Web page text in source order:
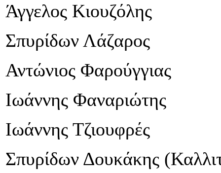
Άγγελος Κιουζόλης
Σπυρίδων Λάζαρος
Αντώνιος Φαρούγγιας
Ιωάννης Φαναριώτης
Ιωάννης Τζιουφρές
Σπυρίδων Δουκάκης